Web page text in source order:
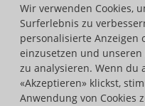
Wir verwenden Cookies,
Surferlebnis zu
personalisierte Anzeigen
einzusetzen und
zu analysieren. Wenn du
«Akzeptieren» klickst,
Anwendung von Cookies